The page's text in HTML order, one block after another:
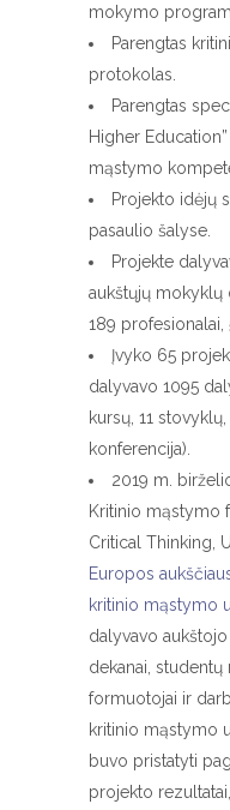
mokymo
Parengtas
protokolas.
Parengtas
Higher
mąstymo
Projekto idėjų
pasaulio šalyse.
Projekte
aukštųjų mokyklų
189 profesionalai,
Įvyko 65
dalyvavo 1095
kursų, 11
konferencija).
2019 m.
Kritinio mąstymo
Critical Thinking,
Europos
kritinio mąstymo
dalyvavo
dekanai,
formuotojai ir
kritinio mąstymo
buvo pristatyti
projekto